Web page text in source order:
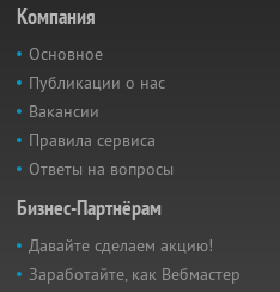
Компания
Основное
Публикации о нас
Вакансии
Правила сервиса
Ответы на вопросы
Бизнес-Партнёрам
Давайте сделаем акцию!
Заработайте, как Вебмастер